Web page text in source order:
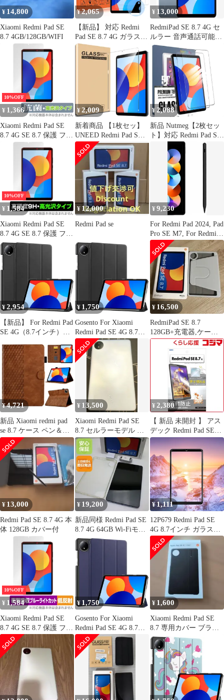
Hianjoo
¥ 14,800
Xiaomi Redmi Pad SE
8.7 4GB/128GB/WIFI
¥2,065
【新品】 対応 Redmi
Pad SE 8.7 4G ガラスフ
イルム Redmi PadSE8.7
インチ 強化ガラス フィ
ルム タブレット 保護フ
ィルム 光沢 タブレット
用保護フィルム 液晶 保
護 ガラス 硬度9H 厚さ
0.26mm 国産AGC旭硝
子素材 1
¥ 13,000
RedmiPad SE 8.7 4G セ
ルラー 音声通話可能
ケース付
10%OFF
¥ 1,366
Xiaomi Redmi Pad SE
8.7 4G SE 8.7 保護 フィ
ルム OverLay 抗菌
Brilliant for シャオミー
タブレット Hydro Ag+
抗菌 抗ウイルス 高光沢
¥2,009
新着商品 【1枚セッ】
UNEED Redmi Pad SE
4G 8.7インチ 用の フィ
ルム レッドミー Pad SE
8.7インチ 用の ガラス
フィルム 強化液晶保護
フィルム ワンタッチ貼
付け/気泡ゼロ/ケースと
干渉せず/硬度9H/飛散
防止/指紋防止
¥ 2,088
新品 Nutmeg【2枚セッ
ト】対応 Redmi Pad SE
8.7 4G 専用ガラスフィ
ルム Redmi Pad SE 8.7
インチ 専用フィルム
【日本旭硝子素材】保
護フィルム 硬度9H 気
泡ゼロ 高透過率 飛散防
止 耐衝撃 指紋防止
10%OFF
¥ 1,584
Xiaomi Redmi Pad SE
8.7 4G SE 8.7 保護 フィ
ルム OverLay 9H
Brilliant for シャオミー
タブレット 9H 高硬度
透明 高光沢
¥ 12,000
Redmi Pad se
¥9,230
For Redmi Pad 2024, Pad
Pro SE M7, For Redmi
Pad 2/ Pro / 4G 5G, K
Pad, Pad SE/SE 8.7/
4G,Tablet に使われるス
タイラスペン, 充電式,
4096段 e7451803
¥2,954
【新品】 For Redmi Pad
SE 4G（8.7インチ）用
三つ折りスタンド 高級
PU レザー 耐衝撃 傷つ
け防止 For Redmi Pad
SE 4G（8.7インチ）用
の カバー (ブラック)
¥ 1,750
Gosento For Xiaomi
Redmi Pad SE 4G 8.7イ
ンチ ケース 【2024新
型】 スタンド機能付き
開閉式三つ折薄型スタ
ンドケース Xiaomi
Redmi Pad SE 4G 8.7 カ
バー (ブラック)
¥ 16,500
RedmiPad SE 8.7
128GB+充電器,ケーブ
ル,360°可動ケース
¥4,721
新品 Xiaomi redmi pad
se 8.7 ケース ペン＆カ
ー ド収納 redmi pad se
8.7 4g インチ ケース 対
応マグネット吸着
redmi pad se 8.7 カバー
対応スタンド機能付き
シャオミ タブレットse
8.7 カバ
¥ 13,500
Xiaomi Redmi Pad SE
8.7 セルラーモデル ブ
ルー
¥ 2,380
【 新品 未開封 】 アス
デック Redmi Pad SE
8.7 ノングレア画面保護
フィルム3 ノングレア
NGB-MIRPSE8-Z 未使
用 送料無料
¥ 13,000
Redmi Pad SE 8.7 4G 本
体 128GB カバー付
¥ 19,200
新品同様 Redmi Pad SE
8.7 4G 64GB Wi-Fiモデ
ル スカイブルー タブレ
ット Xiaomi 即日発送
土日祝発送OK
¥ 1,111
12P679 Redmi Pad SE
4G 8.7インチ ガラスフ
ィルム 【 日本旭硝子素
材 9H強度 】
10%OFF
¥ 1,584
Xiaomi Redmi Pad SE
8.7 4G SE 8.7 保護 フィ
ルム OverLay Absorber
低反射 for シャオミー
タブレット 衝撃吸収 ブ
ルーライトカット抗菌
¥ 1,750
Gosento For Xiaomi
Redmi Pad SE 4G 8.7イ
ンチ ケース 【2024新
型】 スタンド機能付き
開閉式三つ折薄型スタ
ンドケース Xiaomi
Redmi Pad SE 4G 8.7 カ
バー (ブルー)
¥ 1,600
Xiaomi Redmi Pad SE
8.7 専用カバー ブラッ
ク